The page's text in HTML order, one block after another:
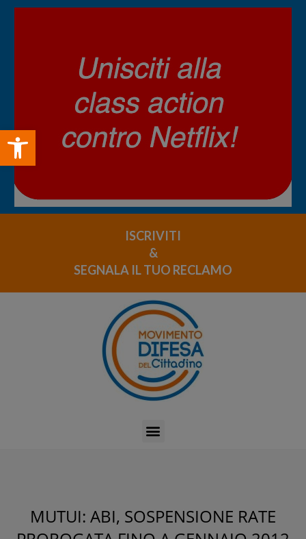
Open toolbar
ISCRIVITI
&
SEGNALA IL TUO RECLAMO
MUTUI: ABI, SOSPENSIONE RATE